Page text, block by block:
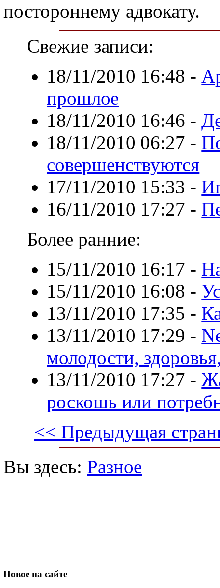
постороннему адвокату.
Свежие записи:
18/11/2010 16:48 -
прошлое
18/11/2010 16:46 -
18/11/2010 06:27 -
совершенствуются
17/11/2010 15:33 -
16/11/2010 17:27 -
Более ранние:
15/11/2010 16:17 -
15/11/2010 16:08 -
13/11/2010 17:35 -
13/11/2010 17:29 -
молодости,
13/11/2010 17:27 -
роскошь или
<< Предыдущая
Вы здесь: Разное
Новое на сайте